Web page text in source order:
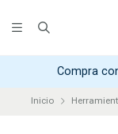
Compra
Inicio